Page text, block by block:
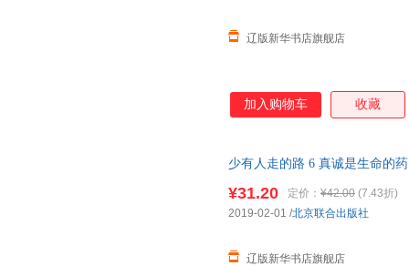
辽版新华书店旗舰店
加入购物车 收藏
少有人走的路 6 真诚是生命的
¥31.20 定价： ¥42.00 (7.43折)
辽版新华书店旗舰店
2019-02-01 /北京联合出版社